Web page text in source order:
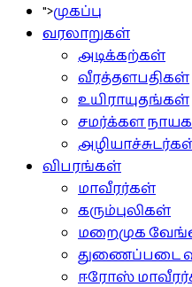
">முகப்பு
வரலாறுகள்
அடிக்கற்கள்
வீரத்தளபதிகள்
உயிராயுதங்கள்
சமர்க்கள
விபரங்கள்
மாவீரர்கள்
கரும்புலிகள்
மறைமுக
துணைப்படை
ஈரோஸ்